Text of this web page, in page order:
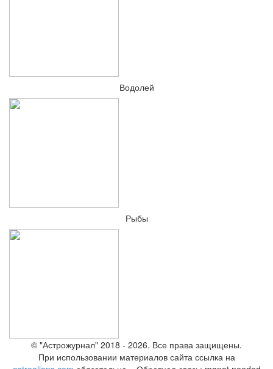
Водолей
Рыбы
© "Астрожурнал" 2018 - 2026. Все права защищены.
При использовании материалов сайта ссылка на